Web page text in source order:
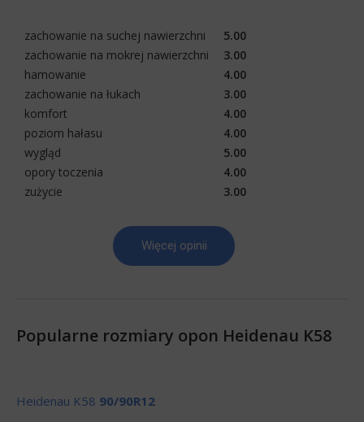
zachowanie na suchej nawierzchni
5.00
zachowanie na mokrej nawierzchni
3.00
hamowanie
4.00
zachowanie na łukach
3.00
komfort
4.00
poziom hałasu
4.00
wygląd
5.00
opory toczenia
4.00
zużycie
3.00
Więcej opinii
Popularne rozmiary opon Heidenau K58
Heidenau K58 90/90R12